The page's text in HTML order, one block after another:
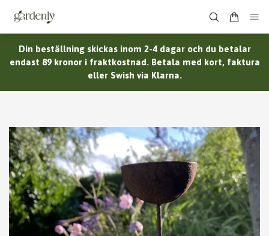
Din beställning skickas inom 2-4 dagar och du betalar
endast 89 kronor i fraktkostnad. Betala med kort, faktura
eller Swish via Klarna.